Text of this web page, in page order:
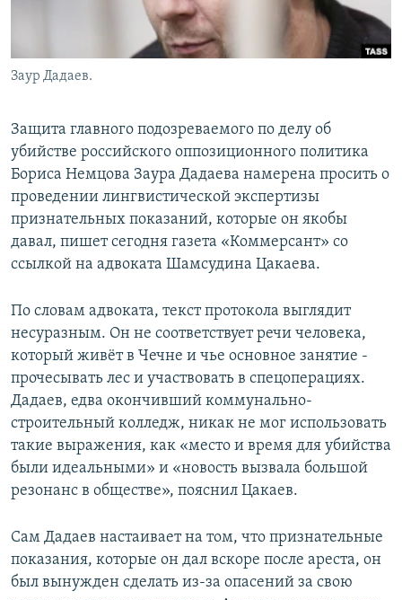
Заур Дадаев.
Защита главного подозреваемого по делу об
убийстве российского оппозиционного политика
Бориса Немцова Заура Дадаева намерена просить о
проведении лингвистической экспертизы
признательных показаний, которые он якобы
давал, пишет сегодня газета «Коммерсант» со
ссылкой на адвоката Шамсудина Цакаева.
По словам адвоката, текст протокола выглядит
несуразным. Он не соответствует речи человека,
который живёт в Чечне и чье основное занятие -
прочесывать лес и участвовать в спецоперациях.
Дадаев, едва окончивший коммунально-
строительный колледж, никак не мог использовать
такие выражения, как «место и время для убийства
были идеальными» и «новость вызвала большой
резонанс в обществе», пояснил Цакаев.
Сам Дадаев настаивает на том, что признательные
показания, которые он дал вскоре после ареста, он
был вынужден сделать из-за опасений за свою